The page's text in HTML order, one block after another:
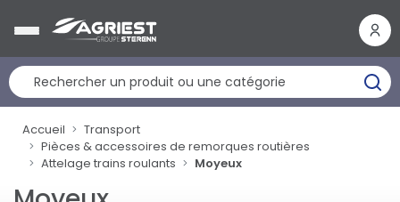
Accueil
Transport
Pièces & accessoires de remorques routières
Attelage trains roulants
Moyeux